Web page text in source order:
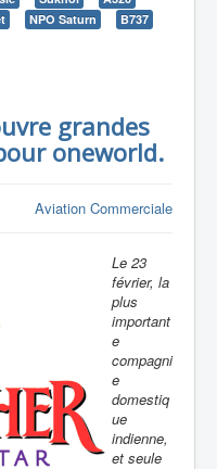
NPO Saturn
B737
grandes
oneworld.
Aviation Commerciale
Le 23
février, la
plus
important
e
compagni
e
domestiq
ue
indienne,
et seule